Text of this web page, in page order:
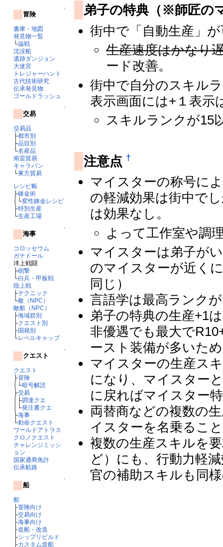
↑
冒険
書庫・地図
発見物一覧
└論戦
沈没船
遺跡ダンジョン
大迷宮
トレジャーハント
古代技術研究
伝承発見物
ゴールドラッシュ
↑
交易
交易品
├都市別
├品目別
└名産品
南蛮貿易
キャラバン
└東方貿易
レシピ帳
├錬金術
│└変性錬金レシピ
├特別生産
└生産工場
↑
海事
コロッセウム
ガナドール
洋上戦闘
├砲撃
└白兵・甲板戦
陸上戦
├テクニック
└敵（NPC）
敵船（NPC）
├海域群別
├クエスト別
├国籍別
└レベルキャップ
↑
クエスト
クエスト
├冒険
│└暗号解読
├交易
│├調達クエ
│└発注書クエ
├海事
└勅命クエスト
ワールドアトラス
クロノクエスト
チャレンジミッシ
ョン
国家通商免許
伝承航路
↑
船
船
├冒険向け
├交易向け
├海事向け
├造船・改造
├シップリビルド
├カスタム造船
弟子の特典（※師匠の
街中で「自動生産」
生産速度はかなり
ード改善。
街中で自分のスキル
表示画面には+１表示
スキルランクが15
注意点 †
マイスターの称号に
の軽減効果は街中で
は効果なし。
よって工作室や調
マイスターは弟子が
のマイスターが近く
同じ）
言語学は最高ランク
弟子の特典の生産+1
非優遇でも最大で
ースト装備が多いた
マイスターの生産ス
になり、マイスター
に戻ればマイスター
両替商などの複数の
イスターを名乗るこ
複数の生産スキルを
ど）にも、行動力軽
官の補助スキルも同